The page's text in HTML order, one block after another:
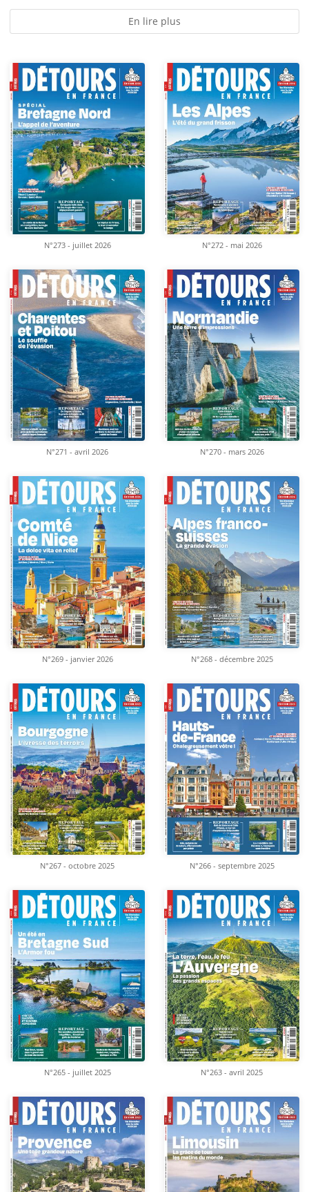
En lire plus
N°273 - juillet 2026 N°272 - mai 2026
N°271 - avril 2026 N°270 - mars 2026
N°269 - janvier 2026 N°268 - décembre 2025
N°267 - octobre 2025 N°266 - septembre 2025
N°265 - juillet 2025 N°263 - avril 2025